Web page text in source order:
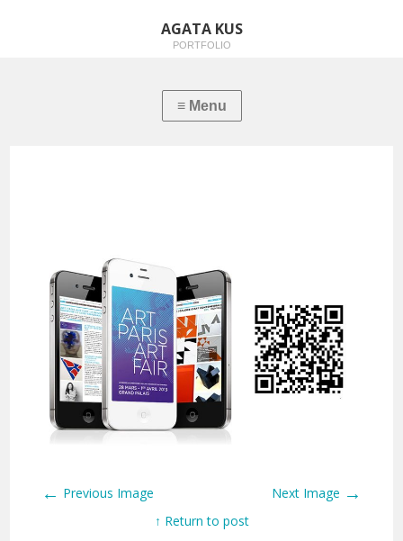
AGATA KUS
PORTFOLIO
← Previous Image Next Image →
↑ Return to post